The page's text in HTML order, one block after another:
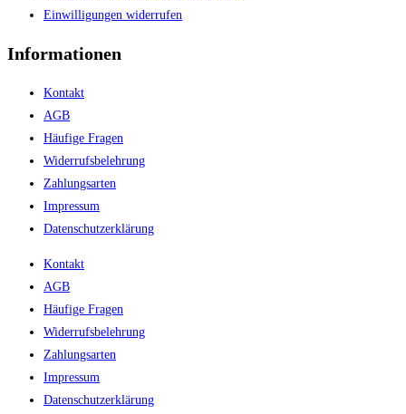
Einwilligungen widerrufen
Informationen
Kontakt
AGB
Häufige Fragen
Widerrufsbelehrung
Zahlungsarten
Impressum
Datenschutzerklärung
Kontakt
AGB
Häufige Fragen
Widerrufsbelehrung
Zahlungsarten
Impressum
Datenschutzerklärung